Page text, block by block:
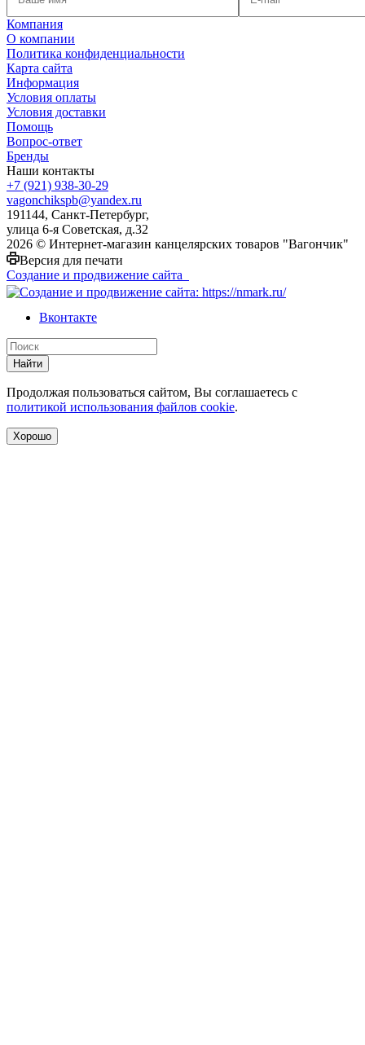
Компания
О компании
Политика конфиденциальности
Карта сайта
Информация
Условия оплаты
Условия доставки
Помощь
Вопрос-ответ
Бренды
Наши контакты
+7 (921) 938-30-29
vagonchikspb@yandex.ru
191144, Санкт-Петербург,
улица 6-я Советская, д.32
2026 © Интернет-магазин канцелярских товаров "Вагончик"
Версия для печати
Создание и продвижение сайта
Вконтакте
Найти
Продолжая пользоваться сайтом, Вы соглашаетесь с
политикой использования файлов cookie.
Хорошо